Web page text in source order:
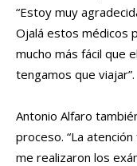
“Estoy muy
Ojalá estos médicos
mucho más fácil que
tengamos que viajar”.
Antonio Alfaro
proceso. “La
me realizaron los